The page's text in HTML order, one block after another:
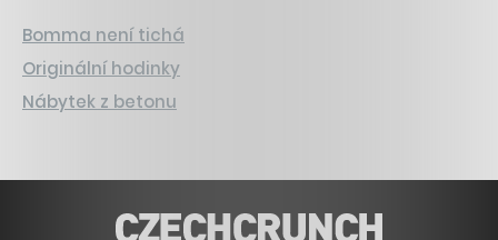
Bomma není tichá
Originální hodinky
Nábytek z betonu